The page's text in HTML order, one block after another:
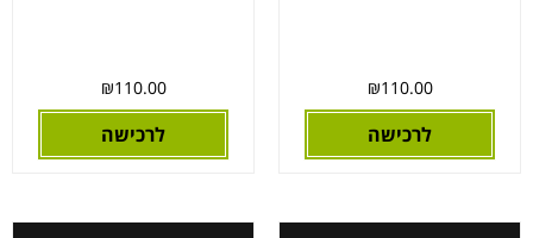
₪110.00
לרכישה
₪110.00
לרכישה